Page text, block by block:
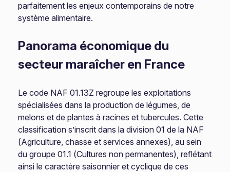
parfaitement les enjeux contemporains de notre
système alimentaire.
Panorama économique du
secteur maraîcher en France
Le code NAF 01.13Z regroupe les exploitations
spécialisées dans la production de légumes, de
melons et de plantes à racines et tubercules. Cette
classification s’inscrit dans la division 01 de la NAF
(Agriculture, chasse et services annexes), au sein
du groupe 01.1 (Cultures non permanentes), reflétant
ainsi le caractère saisonnier et cyclique de ces